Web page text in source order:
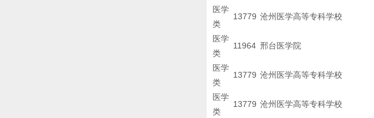
医学
类
13779 沧州医学高等专科学校
医学
类
11964 邢台医学院
医学
类
13779 沧州医学高等专科学校
医学
类
13779 沧州医学高等专科学校